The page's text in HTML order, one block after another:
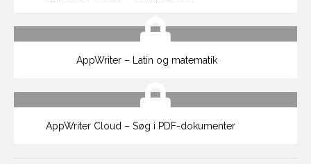
AppWriter – Latin og matematik
AppWriter Cloud – Søg i PDF-dokumenter